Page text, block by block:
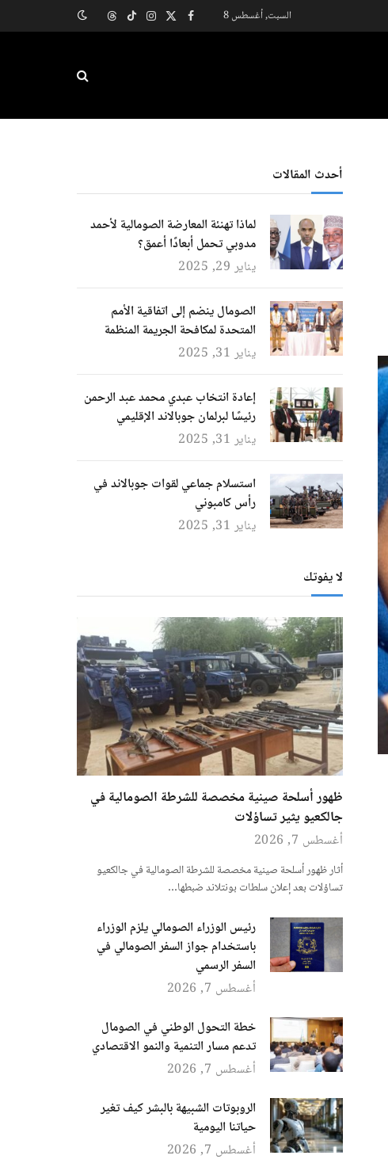
السبت, أغسطس 8 فيسبوك
X
الانستغرام
تيكتوكThreads
أحدث المقالات
لماذا تهنئة المعارضة الصومالية لأحمد
مدوبي تحمل أبعادًا أعمق؟
يناير 29, 2025
الصومال ينضم إلى اتفاقية الأمم
المتحدة لمكافحة الجريمة المنظمة
يناير 31, 2025
إعادة انتخاب عبدي محمد عبد الرحمن
رئيسًا لبرلمان جوبالاند الإقليمي
يناير 31, 2025
استسلام جماعي لقوات جوبالاند في
رأس كامبوني
يناير 31, 2025
لا يفوتك
ظهور أسلحة صينية مخصصة للشرطة الصومالية في
جالكعيو يثير تساؤلات
أغسطس 7, 2026
أثار ظهور أسلحة صينية مخصصة للشرطة الصومالية في جالكعيو
تساؤلات بعد إعلان سلطات بونتلاند ضبطها…
رئيس الوزراء الصومالي يلزم الوزراء
باستخدام جواز السفر الصومالي في
السفر الرسمي
أغسطس 7, 2026
خطة التحول الوطني في الصومال
تدعم مسار التنمية والنمو الاقتصادي
أغسطس 7, 2026
الروبوتات الشبيهة بالبشر كيف تغير
حياتنا اليومية
أغسطس 7, 2026